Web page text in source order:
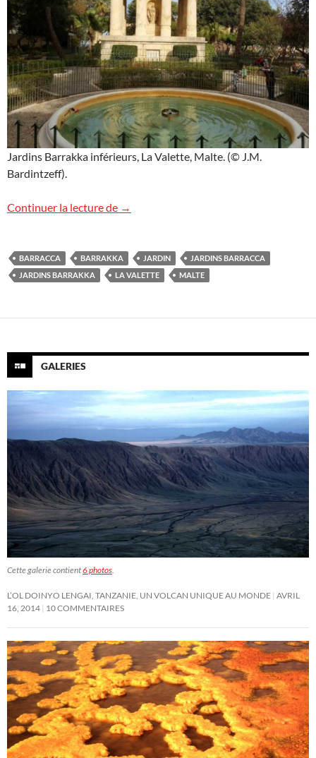
Jardins Barrakka inférieurs, La Valette, Malte. (© J.M.
Bardintzeff).
Continuer la lecture de Jardins Barrakka à Malte
→
BARRACCA BARRAKKA JARDIN
JARDINS BARRACCA
JARDINS BARRAKKA
LA VALETTE MALTE
GALERIES
Cette galerie contient6 photos.
L’OL DOINYO LENGAI, TANZANIE, UN VOLCAN UNIQUE AU MONDE AVRIL
16, 2014 10 COMMENTAIRES